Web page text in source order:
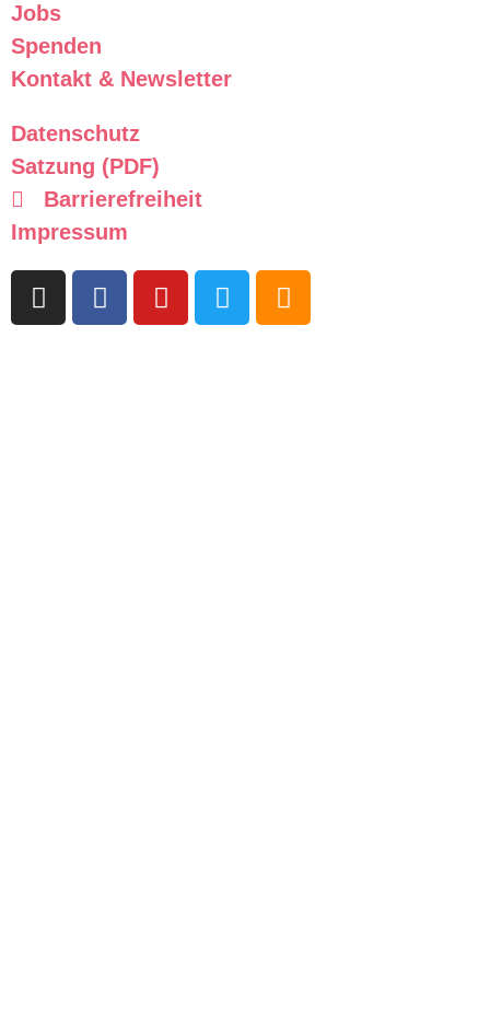
Jobs
Spenden
Kontakt & Newsletter
Datenschutz
Satzung (PDF)
Barrierefreiheit
Impressum